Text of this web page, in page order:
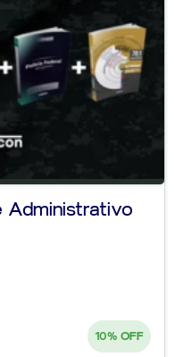
Administrativo
10% OFF